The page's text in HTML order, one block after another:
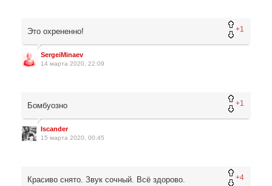
+1
Это охрененно!
SergeiMinaev
14 марта 2020, 22:09
+1
Бомбуозно
Iscander
15 марта 2020, 00:45
+4
Красиво снято. Звук сочный. Всё здорово.